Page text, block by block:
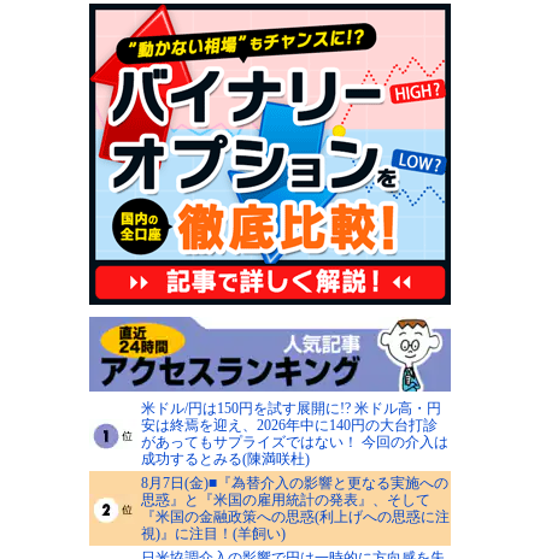
米ドル/円は150円を試す展開に!? 米ドル高・円
安は終焉を迎え、2026年中に140円の大台打診
があってもサプライズではない！ 今回の介入は
成功するとみる(陳満咲杜)
8月7日(金)■『為替介入の影響と更なる実施への
思惑』と『米国の雇用統計の発表』、そして
『米国の金融政策への思惑(利上げへの思惑に注
視)』に注目！(羊飼い)